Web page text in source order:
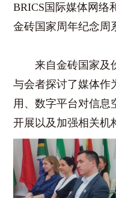
BRICS国际媒体网络
金砖国家周年纪念周
来自金砖国家及伙
与会者探讨了媒体作
用、数字平台对信息
开展以及加强相关机